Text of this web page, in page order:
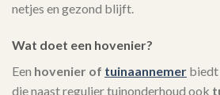
netjes en gezond blijft.
Wat doet een hovenier?
Een hovenier of tuinaannemer biedt
die naast regulier tuinonderhoud ook